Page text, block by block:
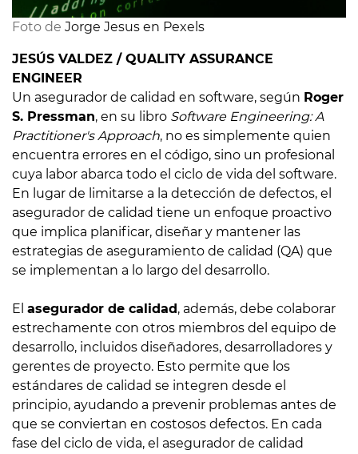
Foto de Jorge Jesus en Pexels
JESÚS VALDEZ / QUALITY ASSURANCE
ENGINEER
Un asegurador de calidad en software, según Roger
S. Pressman, en su libro Software Engineering: A
Practitioner's Approach, no es simplemente quien
encuentra errores en el código, sino un profesional
cuya labor abarca todo el ciclo de vida del software.
En lugar de limitarse a la detección de defectos, el
asegurador de calidad tiene un enfoque proactivo
que implica planificar, diseñar y mantener las
estrategias de aseguramiento de calidad (QA) que
se implementan a lo largo del desarrollo.
El asegurador de calidad , además, debe colaborar
estrechamente con otros miembros del equipo de
desarrollo, incluidos diseñadores, desarrolladores y
gerentes de proyecto. Esto permite que los
estándares de calidad se integren desde el
principio, ayudando a prevenir problemas antes de
que se conviertan en costosos defectos. En cada
fase del ciclo de vida, el asegurador de calidad